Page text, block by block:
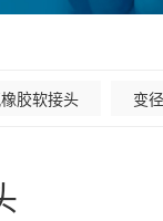
胶软接头 变